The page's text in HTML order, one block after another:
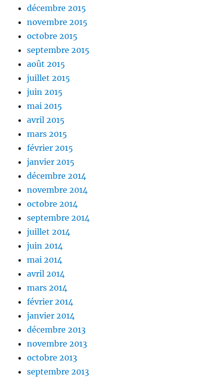
décembre 2015
novembre 2015
octobre 2015
septembre 2015
août 2015
juillet 2015
juin 2015
mai 2015
avril 2015
mars 2015
février 2015
janvier 2015
décembre 2014
novembre 2014
octobre 2014
septembre 2014
juillet 2014
juin 2014
mai 2014
avril 2014
mars 2014
février 2014
janvier 2014
décembre 2013
novembre 2013
octobre 2013
septembre 2013